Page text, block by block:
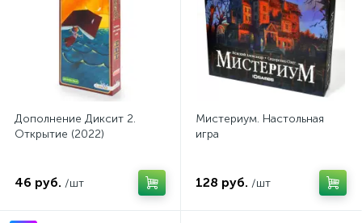
Дополнение Диксит 2.
Открытие (2022)
46 руб. /шт
Мистериум. Настольная
игра
128 руб. /шт